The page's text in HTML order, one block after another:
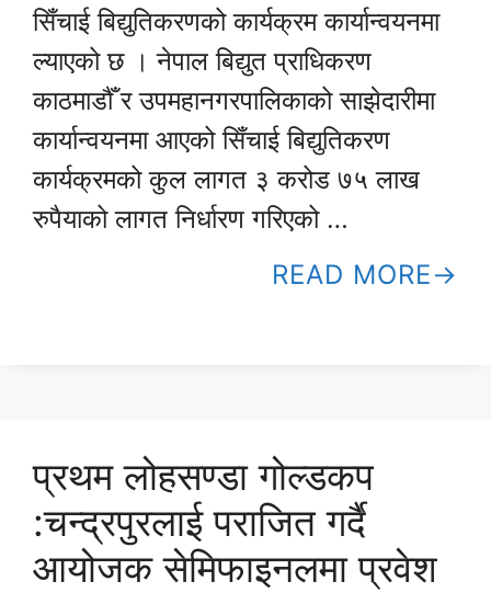
सिँचाई बिद्युतिकरणको कार्यक्रम कार्यान्वयनमा
ल्याएको छ । नेपाल बिद्युत प्राधिकरण
काठमाडौँ र उपमहानगरपालिकाको साझेदारीमा
कार्यान्वयनमा आएको सिँचाई बिद्युतिकरण
कार्यक्रमको कुल लागत ३ करोड ७५ लाख
रुपैयाको लागत निर्धारण गरिएको …
READ MORE
प्रथम लोहसण्डा गोल्डकप
:चन्द्रपुरलाई पराजित गर्दै
आयोजक सेमिफाइनलमा प्रवेश